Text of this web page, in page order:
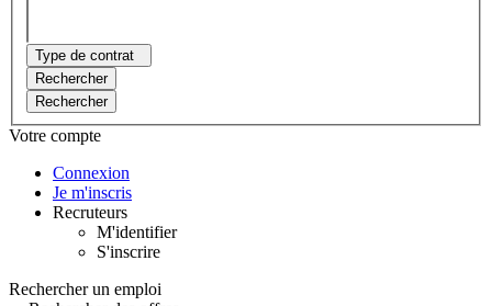
Type de contrat
Rechercher
Rechercher
Votre compte
Connexion
Je m'inscris
Recruteurs
M'identifier
S'inscrire
Rechercher un emploi